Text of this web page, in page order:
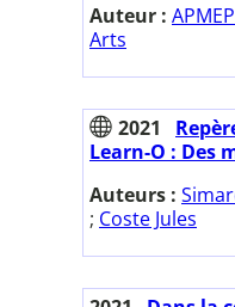
Auteur :
Arts
2021
Learn-O : Des
Auteurs :
; Coste Jules